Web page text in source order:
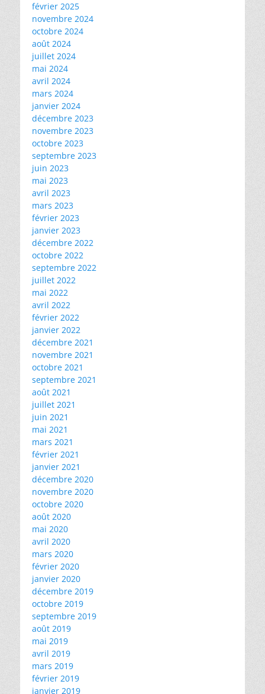
février 2025
novembre 2024
octobre 2024
août 2024
juillet 2024
mai 2024
avril 2024
mars 2024
janvier 2024
décembre 2023
novembre 2023
octobre 2023
septembre 2023
juin 2023
mai 2023
avril 2023
mars 2023
février 2023
janvier 2023
décembre 2022
octobre 2022
septembre 2022
juillet 2022
mai 2022
avril 2022
février 2022
janvier 2022
décembre 2021
novembre 2021
octobre 2021
septembre 2021
août 2021
juillet 2021
juin 2021
mai 2021
mars 2021
février 2021
janvier 2021
décembre 2020
novembre 2020
octobre 2020
août 2020
mai 2020
avril 2020
mars 2020
février 2020
janvier 2020
décembre 2019
octobre 2019
septembre 2019
août 2019
mai 2019
avril 2019
mars 2019
février 2019
janvier 2019